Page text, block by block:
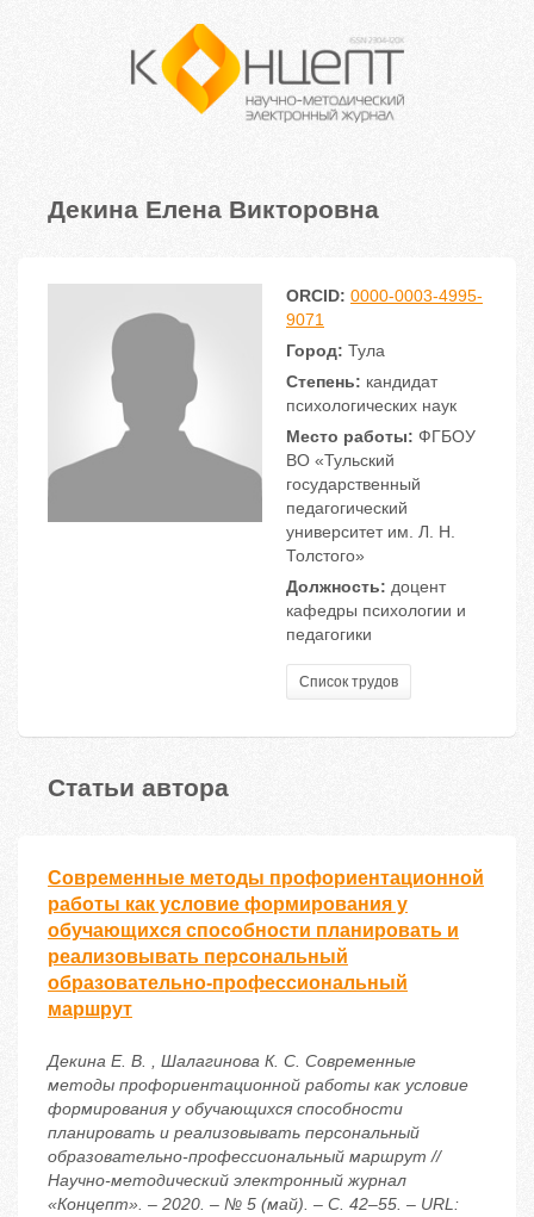
Декина Елена Викторовна
ORCID: 0000-0003-4995-
9071
Город: Тула
Степень: кандидат
психологических наук
Место работы: ФГБОУ
ВО «Тульский
государственный
педагогический
университет им. Л. Н.
Толстого»
Должность: доцент
кафедры психологии и
педагогики
Список трудов
Статьи автора
Современные методы профориентационной
работы как условие формирования у
обучающихся способности планировать и
реализовывать персональный
образовательно-профессиональный
маршрут
Декина Е. В. , Шалагинова К. С. Современные
методы профориентационной работы как условие
формирования у обучающихся способности
планировать и реализовывать персональный
образовательно-профессиональный маршрут //
Научно-методический электронный журнал
«Концепт». – 2020. – № 5 (май). – С. 42–55. – URL: